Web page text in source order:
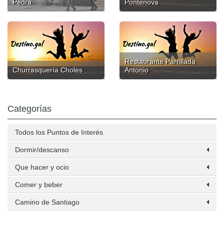
Pedra
Pontenova
Churrasquería Choles
Restaurante Parrillada
Antonio
Categorías
Todos los Puntos de Interés
Dormir/descanso
Que hacer y ocio
Comer y beber
Camino de Santiago